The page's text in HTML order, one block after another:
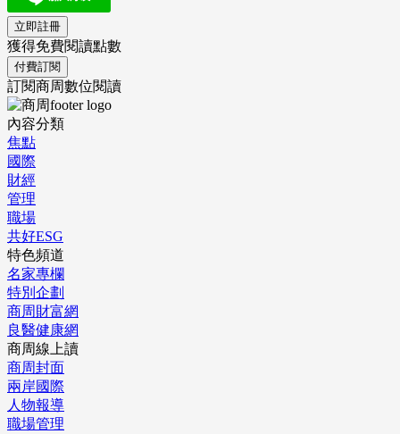
立即註冊
獲得免費閱讀點數
付費訂閱
訂閱商周數位閱讀
內容分類
焦點
國際
財經
管理
職場
共好ESG
特色頻道
名家專欄
特別企劃
商周財富網
良醫健康網
商周線上讀
商周封面
兩岸國際
人物報導
職場管理